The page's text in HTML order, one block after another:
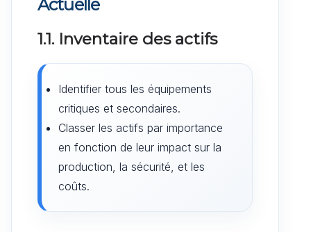
Actuelle
1.1. Inventaire des actifs
Identifier tous les équipements
critiques et secondaires.
Classer les actifs par importance
en fonction de leur impact sur la
production, la sécurité, et les
coûts.